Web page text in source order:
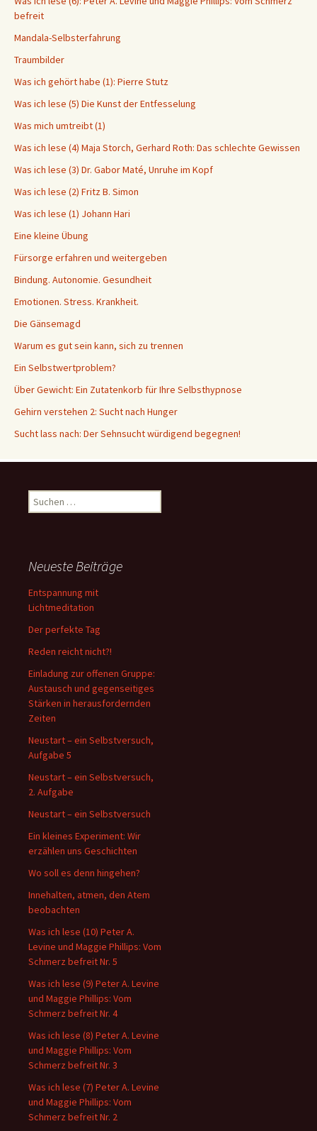
befreit
Mandala-Selbsterfahrung
Traumbilder
Was ich gehört habe (1): Pierre Stutz
Was ich lese (5) Die Kunst der Entfesselung
Was mich umtreibt (1)
Was ich lese (4) Maja Storch, Gerhard Roth: Das schlechte Gewissen
Was ich lese (3) Dr. Gabor Maté, Unruhe im Kopf
Was ich lese (2) Fritz B. Simon
Was ich lese (1) Johann Hari
Eine kleine Übung
Fürsorge erfahren und weitergeben
Bindung. Autonomie. Gesundheit
Emotionen. Stress. Krankheit.
Die Gänsemagd
Warum es gut sein kann, sich zu trennen
Ein Selbstwertproblem?
Über Gewicht: Ein Zutatenkorb für Ihre Selbsthypnose
Gehirn verstehen 2: Sucht nach Hunger
Sucht lass nach: Der Sehnsucht würdigend begegnen!
Suche
nach:
Neueste Beiträge
Entspannung mit
Lichtmeditation
Der perfekte Tag
Reden reicht nicht?!
Einladung zur offenen Gruppe:
Austausch und gegenseitiges
Stärken in herausfordernden
Zeiten
Neustart – ein Selbstversuch,
Aufgabe 5
Neustart – ein Selbstversuch,
2. Aufgabe
Neustart – ein Selbstversuch
Ein kleines Experiment: Wir
erzählen uns Geschichten
Wo soll es denn hingehen?
Innehalten, atmen, den Atem
beobachten
Was ich lese (10) Peter A.
Levine und Maggie Phillips: Vom
Schmerz befreit Nr. 5
Was ich lese (9) Peter A. Levine
und Maggie Phillips: Vom
Schmerz befreit Nr. 4
Was ich lese (8) Peter A. Levine
und Maggie Phillips: Vom
Schmerz befreit Nr. 3
Was ich lese (7) Peter A. Levine
und Maggie Phillips: Vom
Schmerz befreit Nr. 2